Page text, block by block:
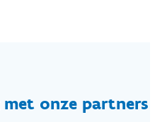
met onze partners